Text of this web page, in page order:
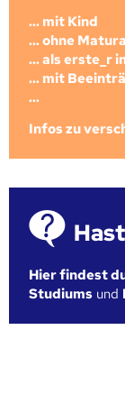
... mit Kind
... ohne Matura
... als erste_r
... mit
...
Infos zu
Hier findest
Studiums und